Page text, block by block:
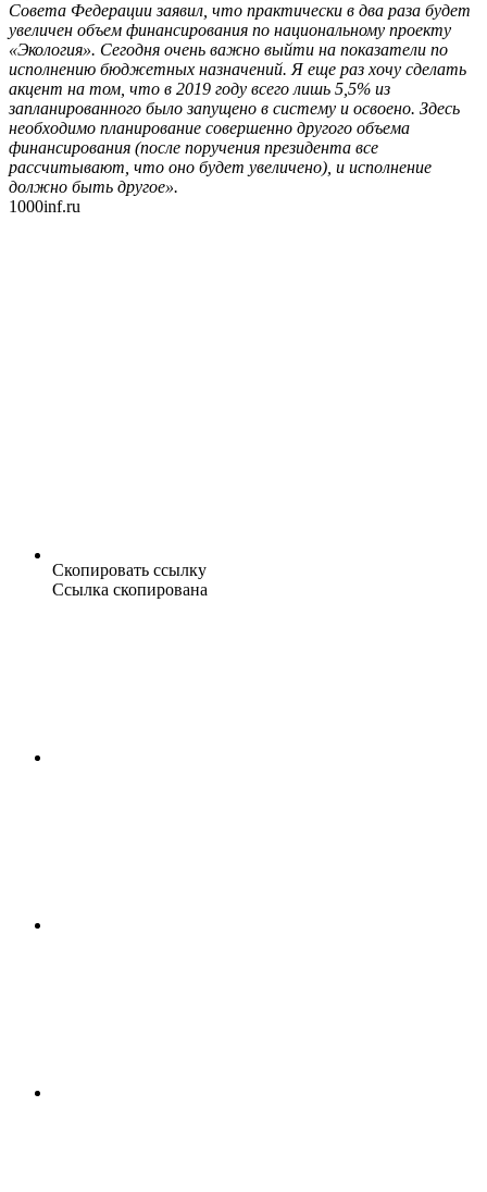
Совета Федерации заявил, что практически в два раза будет
увеличен объем финансирования по национальному проекту
«Экология». Сегодня очень важно выйти на показатели по
исполнению бюджетных назначений. Я еще раз хочу сделать
акцент на том, что в 2019 году всего лишь 5,5% из
запланированного было запущено в систему и освоено. Здесь
необходимо планирование совершенно другого объема
финансирования (после поручения президента все
рассчитывают, что оно будет увеличено), и исполнение
должно быть другое».
1000inf.ru
Скопировать ссылку
Ссылка скопирована